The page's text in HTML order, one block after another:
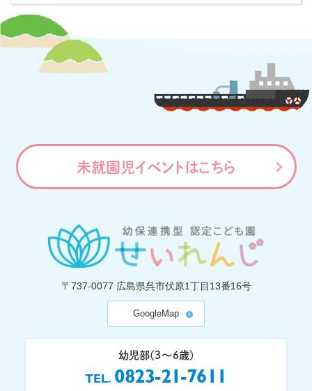
未就園児イベントはこちら
〒737-0077 広島県呉市伏原1丁目13番16号
GoogleMap
幼児部(3〜6歳)
TEL 0823-21-7611